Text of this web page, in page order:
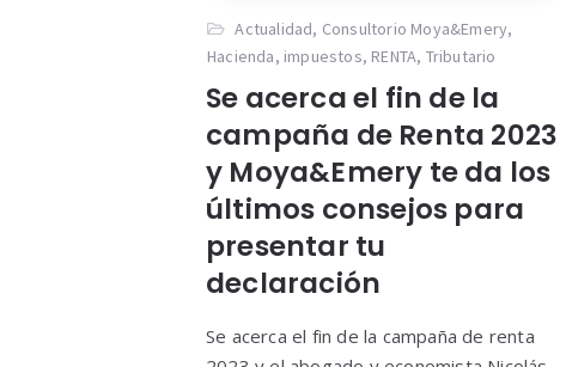
Actualidad, Consultorio Moya&Emery,
Hacienda, impuestos, RENTA, Tributario
Se acerca el fin de la
campaña de Renta 2023
y Moya&Emery te da los
últimos consejos para
presentar tu
declaración
Se acerca el fin de la campaña de renta